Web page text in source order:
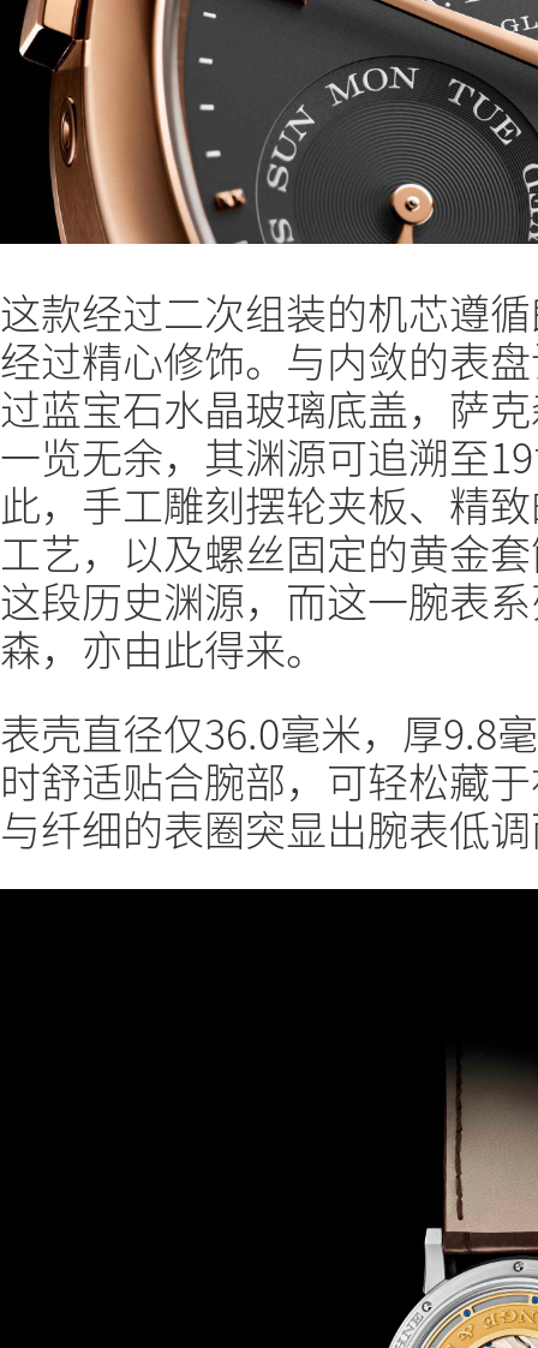
这款经过二次组装的机芯遵
经过精心修饰。与内敛的表
过蓝宝石水晶玻璃底盖，萨
一览无余，其渊源可追溯至
此，手工雕刻摆轮夹板、精
工艺，以及螺丝固定的黄金
这段历史渊源，而这一腕表
森，亦由此得来。
表壳直径仅36.0毫米，厚9.8
时舒适贴合腕部，可轻松藏
与纤细的表圈突显出腕表低